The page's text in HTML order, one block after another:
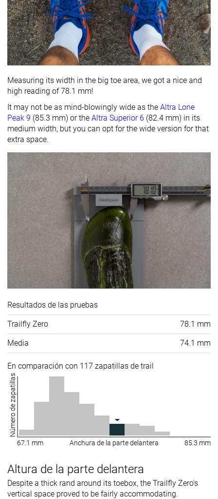
Measuring its width in the big toe area, we got a nice and
high reading of 78.1 mm!
It may not be as mind-blowingly wide as the Altra Lone
Peak 9 (85.3 mm) or the Altra Superior 6 (82.4 mm) in its
medium width, but you can opt for the wide version for that
extra space.
Resultados de las pruebas
Trailfly Zero 78.1 mm
Media 74.1 mm
En comparación con 117 zapatillas de trail
Número de zapatillas
67.1 mm Anchura de la parte delantera 85.3 mm
Altura de la parte delantera
Despite a thick rand around its toebox, the Trailfly Zero's
vertical space proved to be fairly accommodating.